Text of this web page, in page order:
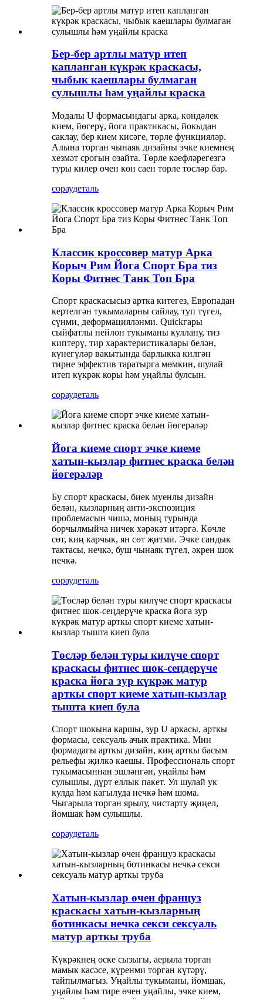
Бер-бер артлы матур итеп
капланган күкрәк краскасы,
чыбык каешлары булмаган
сулышлы һәм уңайлы краска
Модалы U формасындагы арка, көндәлек
кием, йөгерү, йога практикасы, йокыдан
саклау, бер кием кисәге, төрле функцияләр.
Алына торган чынаяк дизайны эчке киемнең
хезмәт срогын озайта. Төрле кәефләрегезгә
туры килер өчен көн саен төрле төсләр бар.
сораудеталь
Классик кроссовер матур Арка
Корыч Рим Йога Спорт Бра тиз
Коры Фитнес Танк Топ Бра
Спорт краскасысыз артка китегез, Европадан
кертелгән тукымаларны сайлау, туп түгел,
сүнми, деформацияләнми. Quickгары
сыйфатлы нейлон тукыманы куллану, тиз
киптерү, тир характеристикалары белән,
күнегүләр вакытында барлыкка килгән
тирне эффектив таратырга мөмкин, шулай
итеп күкрәк коры һәм уңайлы булсын.
сораудеталь
Йога киеме спорт эчке киеме
хатын-кызлар фитнес краска белән
йөгерәләр
Бу спорт краскасы, биек муенлы дизайн
белән, кызларның анти-экспозиция
проблемасын чишә, моның турында
борчылмыйча ничек хәрәкәт итәргә. Көчле
сөт, киң карчык, ян сөт җитми. Эчке сандык
тактасы, нечкә, буш чынаяк түгел, әкрен шок
нечкә.
сораудеталь
Төсләр белән туры килүче спорт
краскасы фитнес шок-сеңдерүче
краска йога зур күкрәк матур
арткы спорт киеме хатын-кызлар
тышта киеп була
Спорт шокына каршы, зур U аркасы, арткы
формасы, сексуаль ачык практика. Мин
формадагы арткы дизайн, киң арткы басым
рельефы җилкә каешы. Профессиональ спорт
тукымасыннан эшләнгән, уңайлы һәм
сулышлы, дүрт еллык пакет. Ул шулай ук ​​
кулда һәм кагылуда нечкә һәм шома.
Чыгарыла торган ярылу, чистарту җиңел,
йомшак һәм сулышлы.
сораудеталь
Хатын-кызлар өчен француз
краскасы хатын-кызларның
ботинкасы нечкә секси сексуаль
матур арткы труба
Күкрәкнең өске сызыгы, аерыла торган
мамык касәсе, күренми торган күтәрү,
тайпылмагыз. Уңайлы тукыманы, йомшак,
уңайлы һәм тире өчен уңайлы, эчке кием,